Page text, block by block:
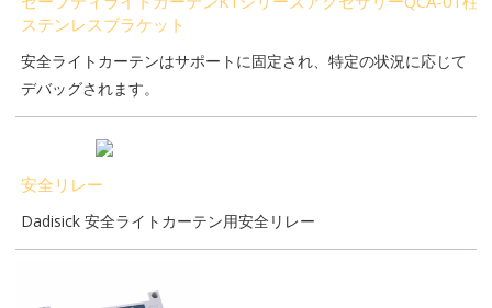
ステンレスブラケット
安全ライトカーテンはサポートに固定され、特定の状況に応じて
デバッグされます。
安全リレー
Dadisick 安全ライトカーテン用安全リレー